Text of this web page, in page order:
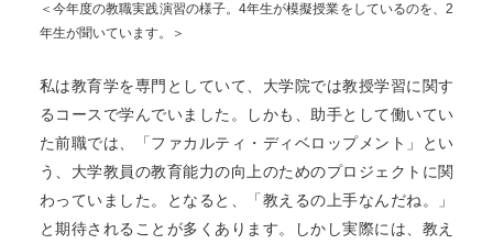
＜今年度の教職実践演習の様子。4年生が模擬授業をしているのを、2
年生が聞いています。＞
私は教育学を専門としていて、大学院では教授学習に関す
るコースで学んでいました。しかも、助手として働いてい
た前職では、「ファカルティ・ディベロップメント」とい
う、大学教員の教育能力の向上のためのプロジェクトに関
わっていました。となると、「教えるの上手なんだね。」
と期待されることが多くあります。しかし実際には、教え